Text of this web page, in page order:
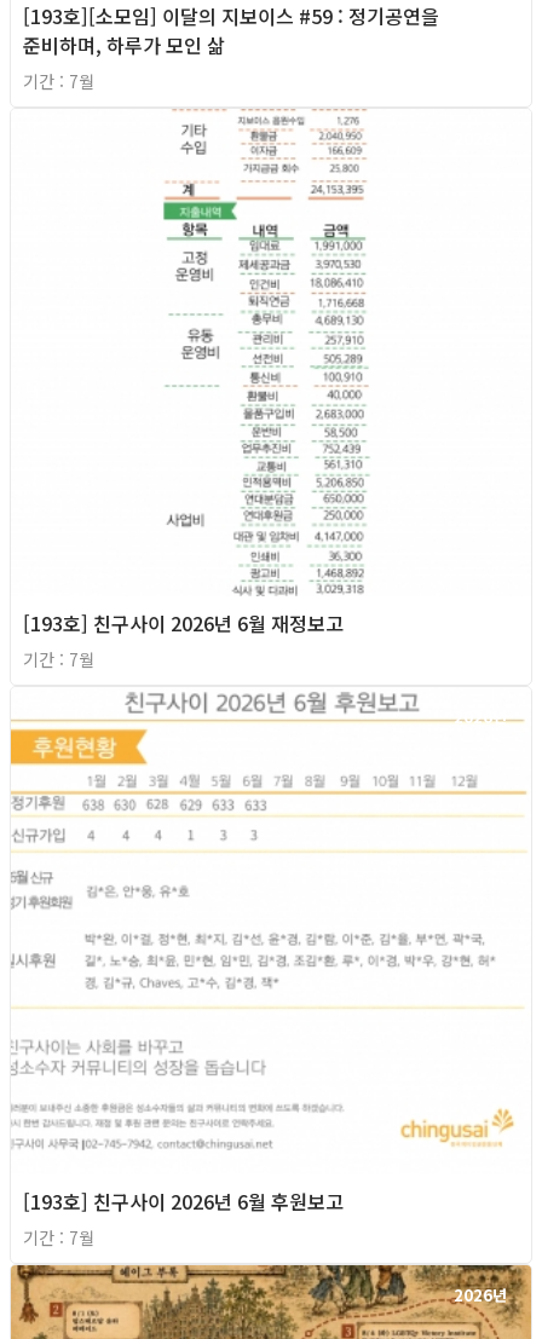
[193호][소모임] 이달의 지보이스 #59 : 정기공연을
준비하며, 하루가 모인 삶
기간 : 7월
[193호] 친구사이 2026년 6월 재정보고
기간 : 7월
2026년
[193호] 친구사이 2026년 6월 후원보고
기간 : 7월
2026년